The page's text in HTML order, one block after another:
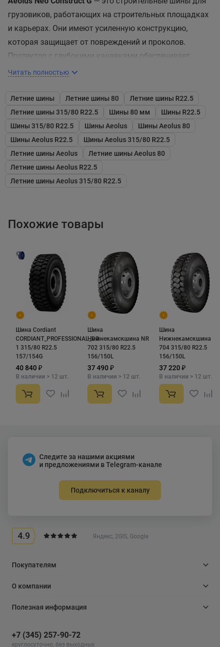
грузовиков, работающих на строительных площадках
и карьерах. Они имеют усиленную конструкцию,
которая защищает от повреждений и проколов.
Протектор с глубокими канавками обеспечивает
превосходное сцепление даже на скользких
протектора предотвращает забивание грязью и
камнями. Эти шины демонстрируют стабильность и
управляемость в сложных условиях. Устойчивость к
износу увеличивает срок службы, снижая
эксплуатационные затраты. Они подходят для работы
на неровных и каменистых дорогах. Aeolus Neo
Construct G отличаются прочностью и долговечностью
шины гарантируют надежную работу в тяжелых
Читать полностью
Летние шины Летние шины 80
Летние шины R22.5
Летние шины 315/80 R22.5
Шины 80 мм
Шины R22.5
Шины 315/80 R22.5
Шины Aeolus
Шины Aeolus 80
Шины Aeolus R22.5
Шины Aeolus 315/80 R22.5
Летние шины Aeolus
Летние шины Aeolus 80
Летние шины Aeolus R22.5
Летние шины Aeolus 315/80 R22.5
Похожие товары
Шина Cordiant
CORDIANT_PROFESSIONAL_DO-
1 315/80 R22.5
157/154G
40 840 ₽
В наличии > 12 шт.
Шина
Нижнекамскшина NR
702 315/80 R22.5
156/150L
37 490 ₽
В наличии > 12 шт.
Шина
Нижнекамскшина
704 315/80 R22.5
156/150L
37 220 ₽
В наличии > 12 шт.
Следите за нашими акциями
и предложениями в Telegram-канале
Подключиться к каналу
4.9 Яндекс, 2GIS, Google
Покупателям
О компании
Полезная информация
+7 (345) 257-90-72
круглосуточно, без выходных